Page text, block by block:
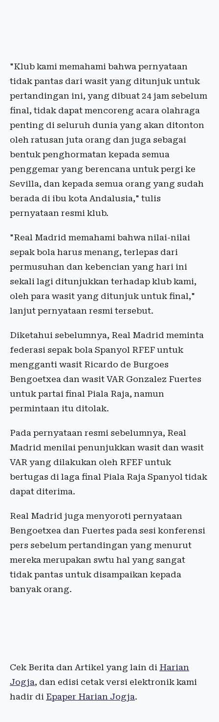
"Klub kami memahami bahwa pernyataan
tidak pantas dari wasit yang ditunjuk untuk
pertandingan ini, yang dibuat 24 jam sebelum
final, tidak dapat mencoreng acara olahraga
penting di seluruh dunia yang akan ditonton
oleh ratusan juta orang dan juga sebagai
bentuk penghormatan kepada semua
penggemar yang berencana untuk pergi ke
Sevilla, dan kepada semua orang yang sudah
berada di ibu kota Andalusia," tulis
pernyataan resmi klub.
"Real Madrid memahami bahwa nilai-nilai
sepak bola harus menang, terlepas dari
permusuhan dan kebencian yang hari ini
sekali lagi ditunjukkan terhadap klub kami,
oleh para wasit yang ditunjuk untuk final,"
lanjut pernyataan resmi tersebut.
Diketahui sebelumnya, Real Madrid meminta
federasi sepak bola Spanyol RFEF untuk
mengganti wasit Ricardo de Burgoes
Bengoetxea dan wasit VAR Gonzalez Fuertes
untuk partai final Piala Raja, namun
permintaan itu ditolak.
Pada pernyataan resmi sebelumnya, Real
Madrid menilai penunjukkan wasit dan wasit
VAR yang dilakukan oleh RFEF untuk
bertugas di laga final Piala Raja Spanyol tidak
dapat diterima.
Real Madrid juga menyoroti pernyataan
Bengoetxea dan Fuertes pada sesi konferensi
pers sebelum pertandingan yang menurut
mereka merupakan swtu hal yang sangat
tidak pantas untuk disampaikan kepada
banyak orang.
Cek Berita dan Artikel yang lain di Harian
Jogja, dan edisi cetak versi elektronik kami
hadir di Epaper Harian Jogja.